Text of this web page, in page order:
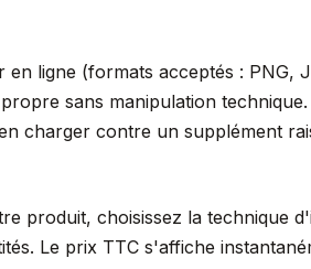
ligne (formats acceptés : PNG,
sans manipulation
charger contre un supplément
produit, choisissez la technique
Le prix TTC s'affiche